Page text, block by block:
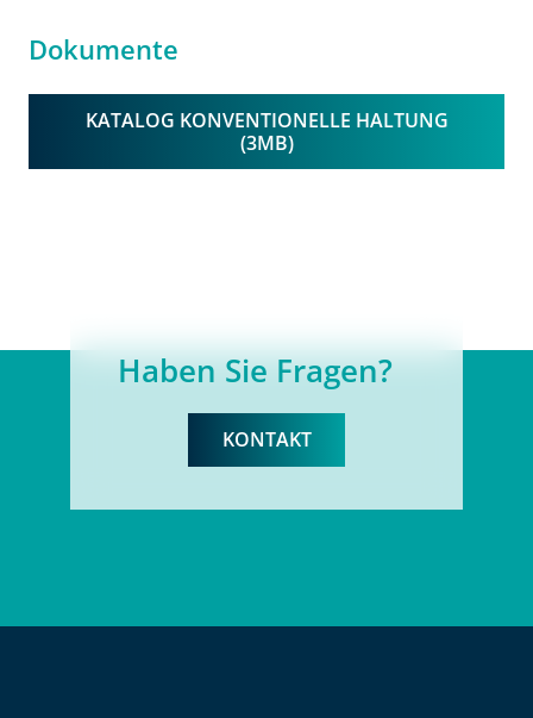
Dokumente
KATALOG KONVENTIONELLE HALTUNG
(3MB)
Haben Sie Fragen?
KONTAKT